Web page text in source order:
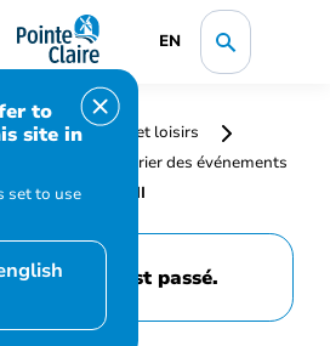
EN
to
site in
set to use
culture, sports et loisirs
Calendrier des événements
pour débutants II
événement est passé.